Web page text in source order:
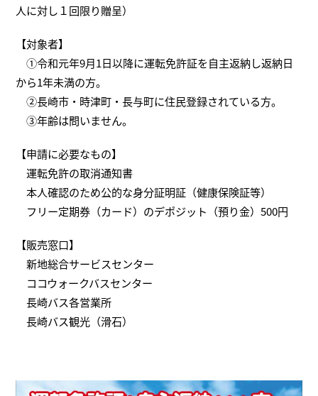
人に対し１回限り贈呈）
【対象者】
①令和元年9月1日以降に運転免許証を自主返納し返納日
から1年未満の方。
②長崎市・時津町・長与町に住民登録されている方。
③年齢は問いません。
【申請に必要なもの】
運転免許の取消通知書
本人確認のため公的な身分証明証（健康保険証等）
フリー定期券（カード）のデポジット（預り金）500円
【販売窓口】
新地総合サービスセンター
ココウォークバスセンター
長崎バス各営業所
長崎バス観光（滑石）